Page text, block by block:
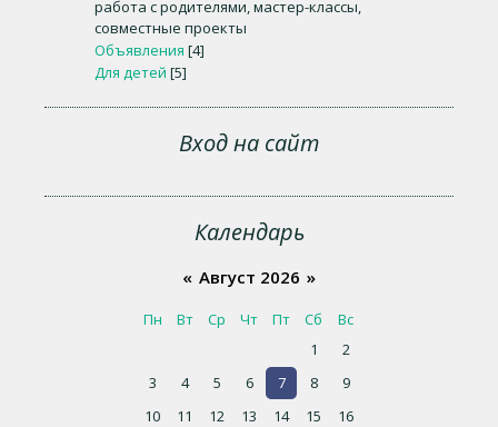
работа с родителями, мастер-классы,
совместные проекты
Объявления [4]
Для детей [5]
Вход на сайт
Календарь
« Август 2026 »
Пн Вт Ср Чт Пт Сб
Вс
1
2
3
4 5 6 7 8
9
10
11 12 13 14 15
16